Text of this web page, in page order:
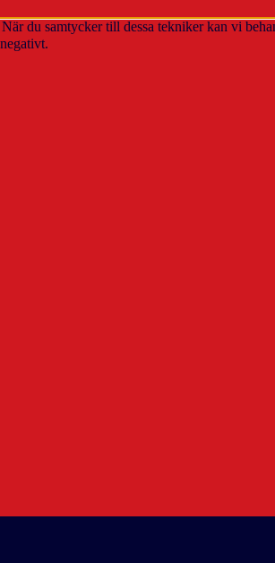
du samtycker till dessa tekniker kan vi